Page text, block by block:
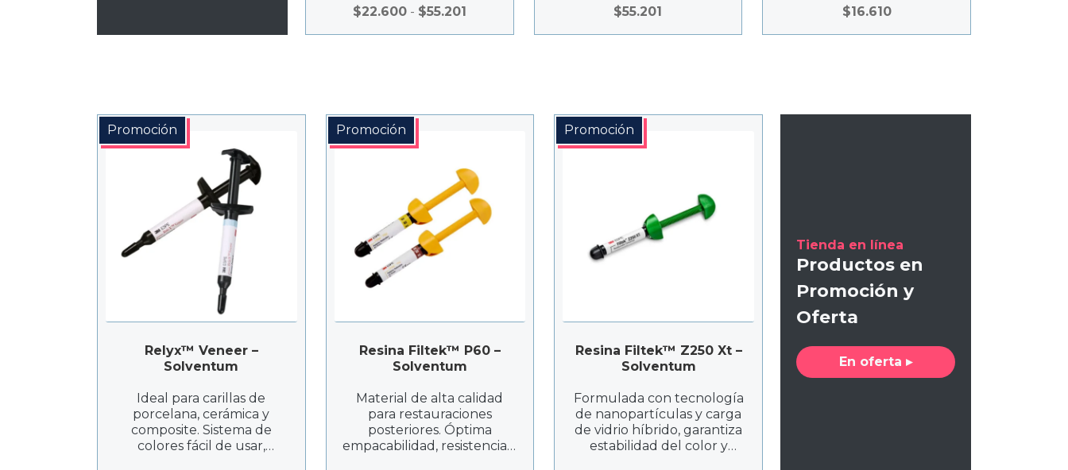
gingivitis y previene
$22.600 - $55.201Rango
formulado con PF para
tratamiento y adaptado a
diferentes estilos de vida.
$55.201
residuos.
$16.610
Tienda en línea
Productos en
Promoción y
Oferta
En oferta ▸
Promoción
Relyx™ Veneer –
Solventum
Ideal para carillas de
porcelana, cerámica y
composite. Sistema de
colores fácil de usar,
Promoción
Resina Filtek™ P60 –
Solventum
Material de alta calidad
para restauraciones
posteriores. Óptima
empacabilidad, resistencia y
Promoción
Resina Filtek™ Z250 Xt –
Solventum
Formulada con tecnología
de nanopartículas y carga
de vidrio híbrido, garantiza
estabilidad del color y